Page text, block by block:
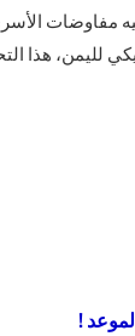
مفاوضات
لليمن، هذا